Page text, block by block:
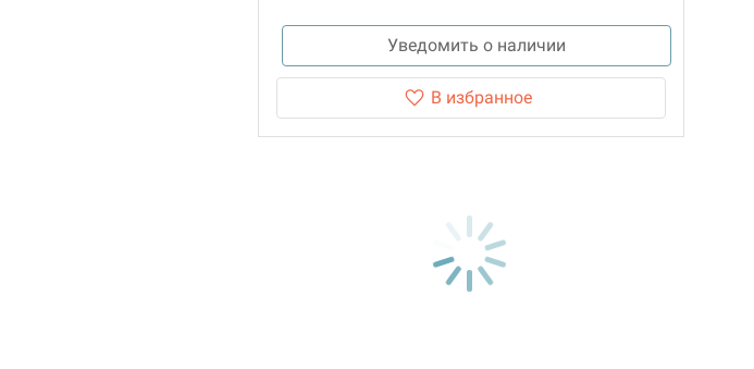
Уведомить о наличии
В избранное